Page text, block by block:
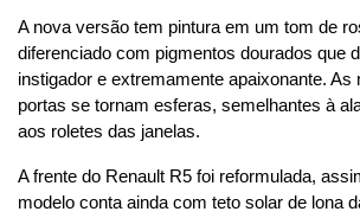
A nova versão tem pintura em um tom de
diferenciado com pigmentos dourados que
instigador e extremamente apaixonante. As
portas se tornam esferas, semelhantes à
aos roletes das janelas.
A frente do Renault R5 foi reformulada,
modelo conta ainda com teto solar de lona